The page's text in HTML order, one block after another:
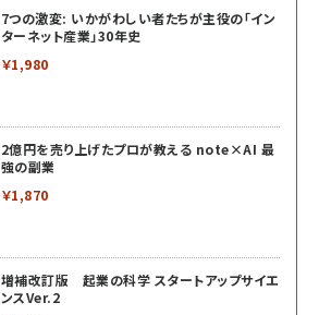
7つの激変: いかがわしい者たちが主役の「イン
ターネット産業」30年史
￥1,980
2億円を売り上げたプロが教える note×AI 最
強の副業
￥1,870
増補改訂版 起業の科学 スタートアップサイエ
ンスVer.2